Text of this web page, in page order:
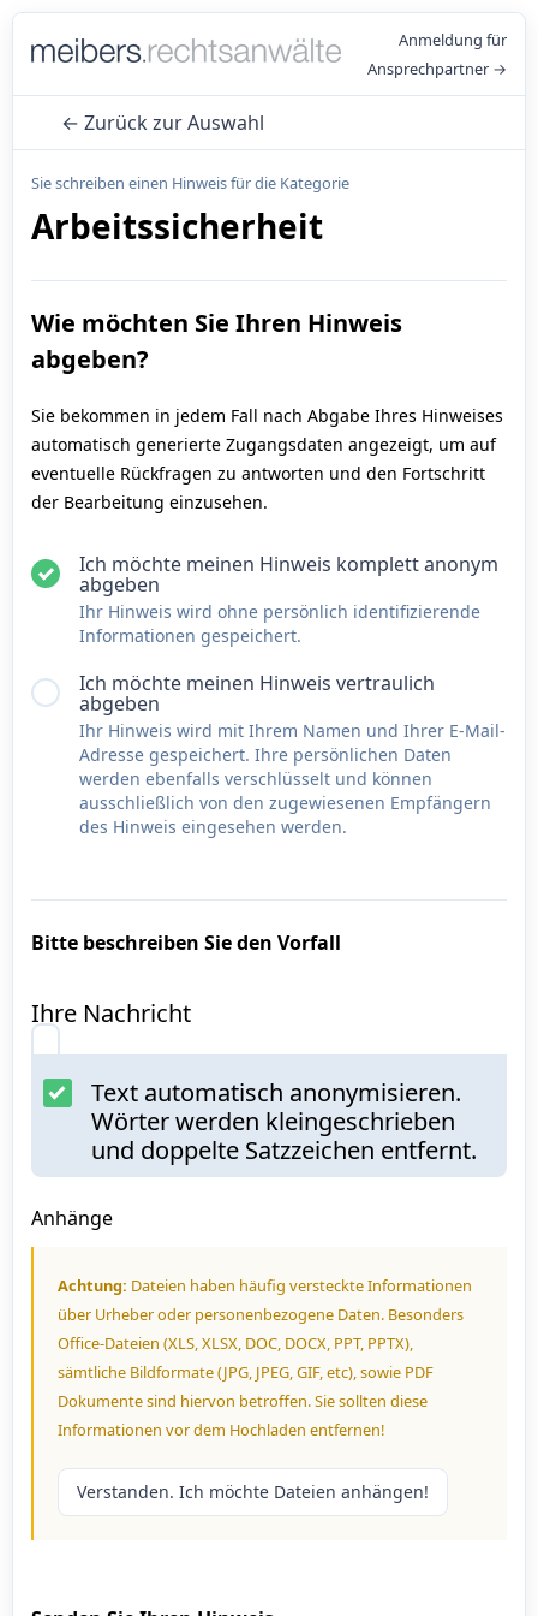
Anmeldung für
Ansprechpartner →
← Zurück zur Auswahl
Sie schreiben einen Hinweis für die Kategorie
Arbeitssicherheit
Wie möchten Sie Ihren Hinweis
abgeben?
Sie bekommen in jedem Fall nach Abgabe Ihres Hinweises
automatisch generierte Zugangsdaten angezeigt, um auf
eventuelle Rückfragen zu antworten und den Fortschritt
der Bearbeitung einzusehen.
Ich möchte meinen Hinweis komplett anonym
abgeben
Ihr Hinweis wird ohne persönlich identifizierende
Informationen gespeichert.
Ich möchte meinen Hinweis vertraulich
abgeben
Ihr Hinweis wird mit Ihrem Namen und Ihrer E-Mail-
Adresse gespeichert. Ihre persönlichen Daten
werden ebenfalls verschlüsselt und können
ausschließlich von den zugewiesenen Empfängern
des Hinweis eingesehen werden.
Bitte beschreiben Sie den Vorfall
Ihre Nachricht
Text automatisch anonymisieren.
Wörter werden kleingeschrieben
und doppelte Satzzeichen entfernt.
Anhänge
Achtung: Dateien haben häufig versteckte Informationen
über Urheber oder personenbezogene Daten. Besonders
Office-Dateien (XLS, XLSX, DOC, DOCX, PPT, PPTX),
sämtliche Bildformate (JPG, JPEG, GIF, etc), sowie PDF
Dokumente sind hiervon betroffen. Sie sollten diese
Informationen vor dem Hochladen entfernen!
Verstanden. Ich möchte Dateien anhängen!